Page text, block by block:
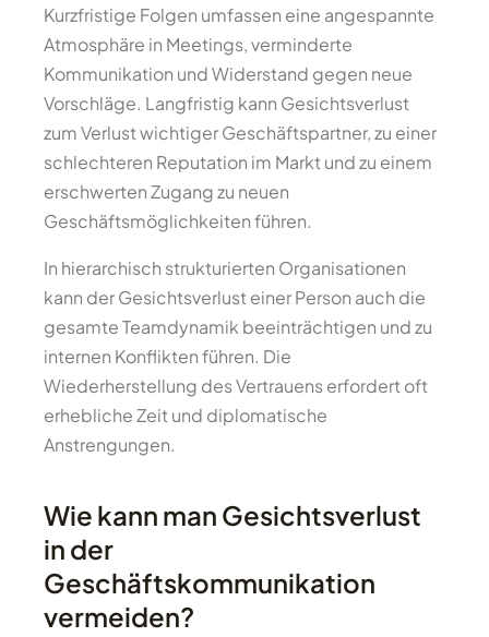
Kurzfristige Folgen umfassen eine angespannte
Atmosphäre in Meetings, verminderte
Kommunikation und Widerstand gegen neue
Vorschläge. Langfristig kann Gesichtsverlust
zum Verlust wichtiger Geschäftspartner, zu einer
schlechteren Reputation im Markt und zu einem
erschwerten Zugang zu neuen
Geschäftsmöglichkeiten führen.
In hierarchisch strukturierten Organisationen
kann der Gesichtsverlust einer Person auch die
gesamte Teamdynamik beeinträchtigen und zu
internen Konflikten führen. Die
Wiederherstellung des Vertrauens erfordert oft
erhebliche Zeit und diplomatische
Anstrengungen.
Wie kann man Gesichtsverlust
in der
Geschäftskommunikation
vermeiden?